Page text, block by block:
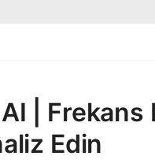
| Frekans
Edin